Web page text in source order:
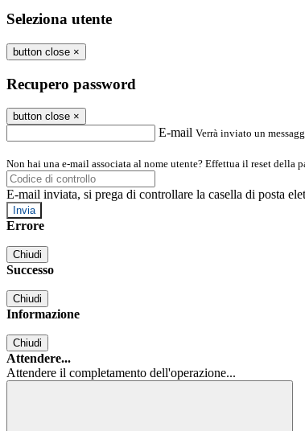
Seleziona utente
button close ×
Recupero password
button close ×
E-mail Verrà inviato un
Non hai una e-mail associata al nome utente? Effettua il reset della
E-mail inviata, si prega di controllare la casella di posta
Errore
Chiudi
Successo
Chiudi
Informazione
Chiudi
Attendere...
Attendere il completamento dell'operazione...